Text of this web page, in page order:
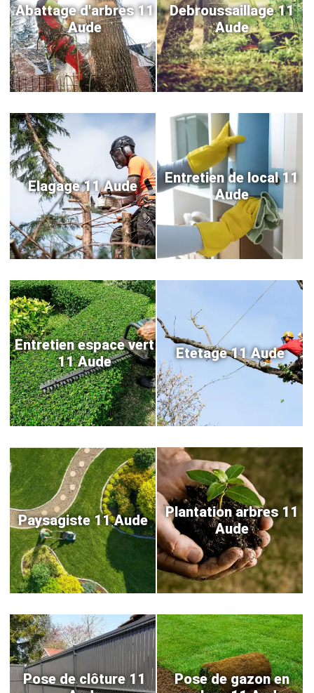
Abattage d'arbres 11
Aude
Debroussaillage 11
Aude
Elagage 11 Aude
Entretien de local 11
Aude
Entretien espace vert
11 Aude
Etetage 11 Aude
Paysagiste 11 Aude
Plantation arbres 11
Aude
Pose de clôture 11
Pose de gazon en